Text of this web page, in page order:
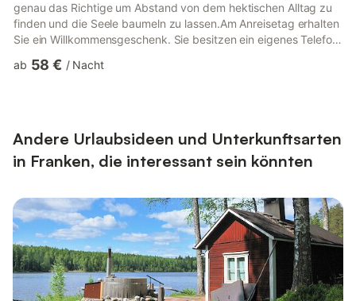
genau das Richtige um Abstand von dem hektischen Alltag zu
finden und die Seele baumeln zu lassen.Am Anreisetag erhalten
Sie ein Willkommensgeschenk. Sie besitzen ein eigenes Telefon,
finden Sie direkt am Haus. Bei Bedarf ist ein Zustellbett sowie
Unsere Feri...
ab 58 € / Nacht
Andere Urlaubsideen und Unterkunftsarten
in Franken, die interessant sein könnten